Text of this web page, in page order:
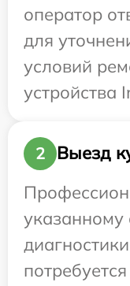
оператор
для
условий
устройства
2
Выезд
указанному